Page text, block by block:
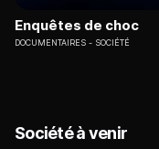
Enquêtes de choc
DOCUMENTAIRES SOCIÉTÉ
Société à venir